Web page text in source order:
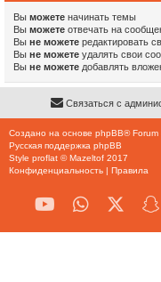
Вы можете начинать темы
Вы можете отвечать на
Вы не можете редактировать
Вы не можете удалять свои
Вы не можете добавлять
Связаться с
Создано на основе phpBB® Forum
Русская поддержка phpBB
Style proflat ©Mazeltof 2017
Конфиденциальность | Правила